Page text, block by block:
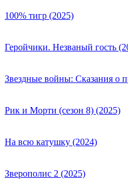
100% тигр (2025)
Геройчики. Незваный гость
Звездные войны: Сказания о
Рик и Морти (сезон 8) (2025)
На всю катушку (2024)
Зверополис 2 (2025)